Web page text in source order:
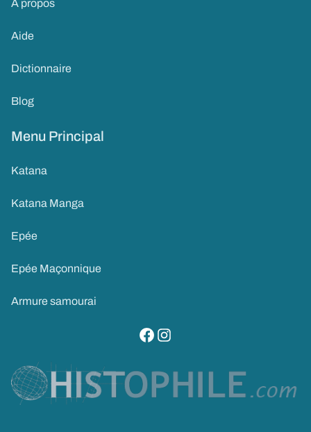
À propos
Aide
Dictionnaire
Blog
Menu Principal
Katana
Katana Manga
Epée
Epée Maçonnique
Armure samourai
visitez notre page facebook
suivez notre compte instagram